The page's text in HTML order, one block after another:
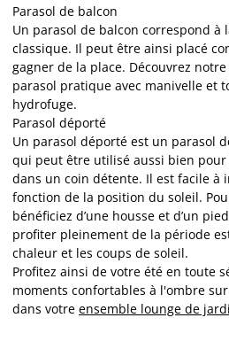
Parasol de balcon
Un parasol de balcon correspond à
classique. Il peut être ainsi placé
gagner de la place. Découvrez
parasol pratique avec manivelle et
hydrofuge.
Parasol déporté
Un parasol déporté est un parasol
qui peut être utilisé aussi bien
dans un coin détente. Il est facile à
fonction de la position du soleil.
bénéficiez d’une housse et d’un
profiter pleinement de la période
chaleur et les coups de soleil.
Profitez ainsi de votre été en toute
moments confortables à l'ombre
dans votre ensemble lounge de